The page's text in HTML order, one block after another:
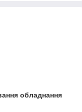
обладнання